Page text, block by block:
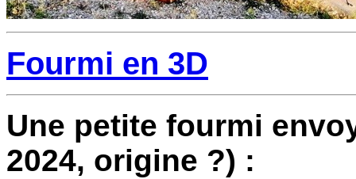
Fourmi en 3D
Une petite fourmi
2024, origine ?) :